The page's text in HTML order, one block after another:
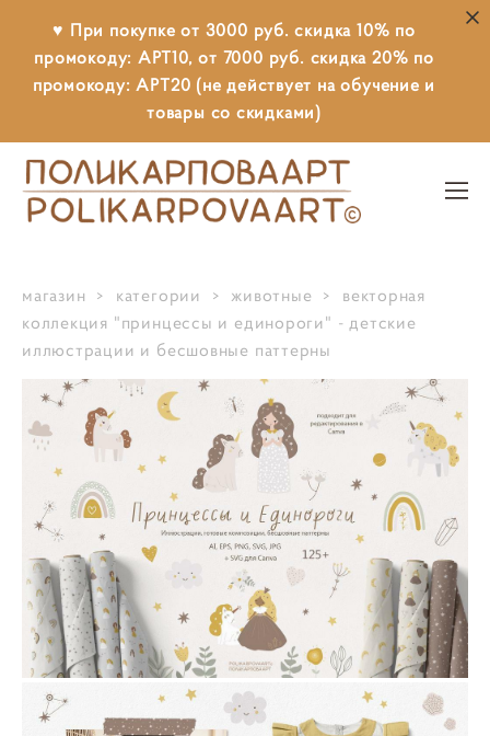
♥ При покупке от 3000 руб. скидка 10% по
промокоду: АРТ10, от 7000 руб. скидка 20% по
промокоду: АРТ20 (не действует на обучение и
товары со скидками)
магазин > категории > животные >
векторная
коллекция "принцессы и единороги" - детские
иллюстрации и бесшовные паттерны